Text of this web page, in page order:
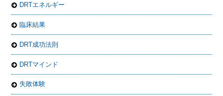
DRTエネルギー
臨床結果
DRT成功法則
DRTマインド
失敗体験